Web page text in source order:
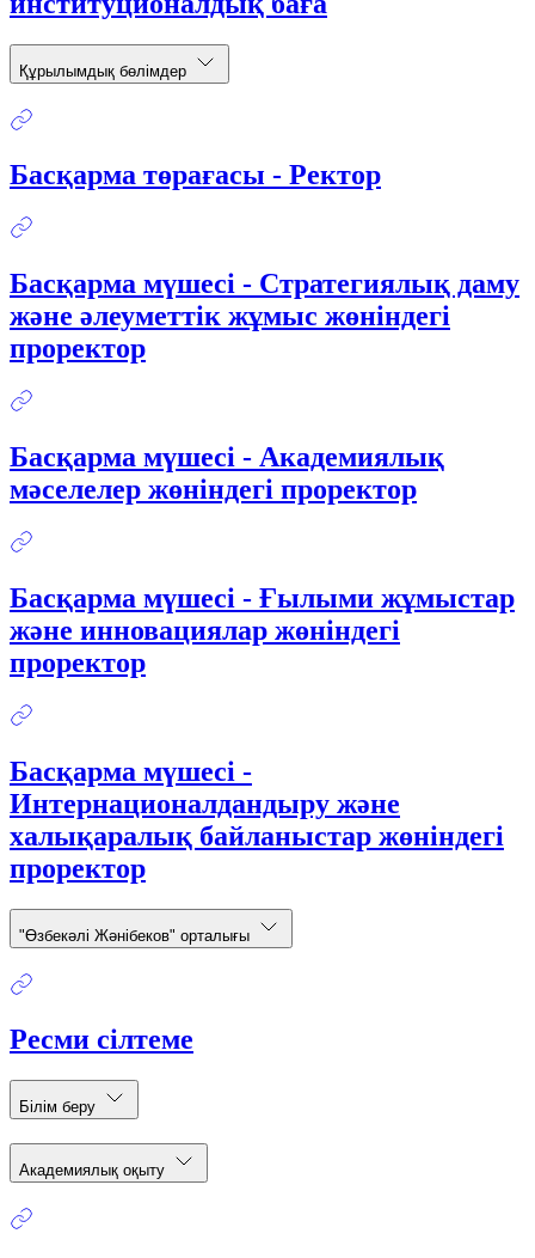
Құрылымдық бөлімдер
Басқарма төрағасы - Ректор
Басқарма мүшесі - Стратегиялық даму
және әлеуметтік жұмыс жөніндегі
проректор
Басқарма мүшесі - Академиялық
мәселелер жөніндегі проректор
Басқарма мүшесі - Ғылыми жұмыстар
және инновациялар жөніндегі
проректор
Басқарма мүшесі -
Интернационалдандыру және
халықаралық байланыстар жөніндегі
проректор
"Өзбекәлі Жәнібеков" орталығы
Ресми сілтеме
Білім беру
Академиялық оқыту